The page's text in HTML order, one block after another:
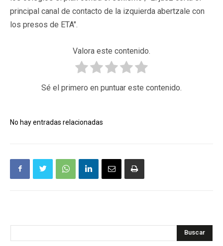
principal canal de contacto de la izquierda abertzale con
los presos de ETA".
Valora este contenido.
Sé el primero en puntuar este contenido.
No hay entradas relacionadas
Buscar